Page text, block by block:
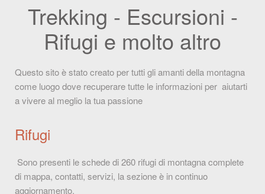
Trekking - Escursioni -
Rifugi e molto altro
Questo sito è stato creato per tutti gli amanti della montagna
come luogo dove recuperare tutte le informazioni per aiutarti
a vivere al meglio la tua passione
Rifugi
Sono presenti le schede di 260 rifugi di montagna complete
di mappa, contatti, servizi, la sezione è in continuo
aggiornamento.